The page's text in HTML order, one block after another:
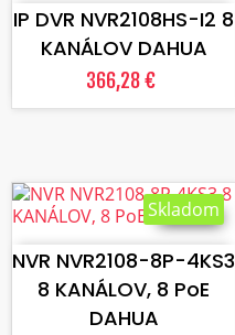
IP DVR NVR2108HS-I2 8
KANÁLOV DAHUA
366,28 €
VLOŽIŤ DO KOŠÍKA
NVR NVR2108-8P-4KS3
8 KANÁLOV, 8 PoE
DAHUA
Skladom